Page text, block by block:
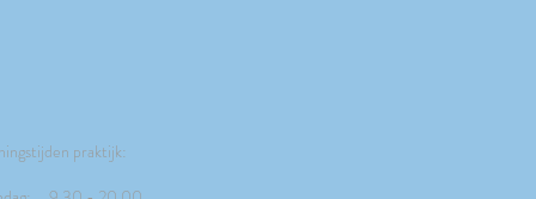
praktijk: